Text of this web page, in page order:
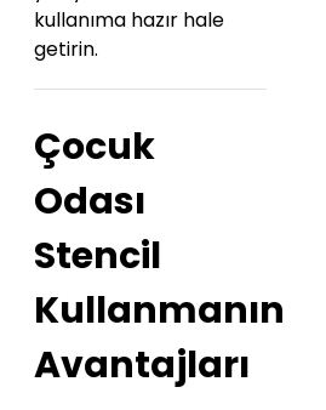
kullanıma hazır hale
getirin.
Çocuk
Odası
Stencil
Kullanmanın
Avantajları